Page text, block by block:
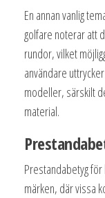
En annan vanlig
golfare noterar att
rundor, vilket
användare
modeller, särskilt
material.
Prestandabetyg
märken, där vissa